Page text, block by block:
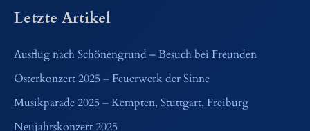
Letzte Artikel
Ausflug nach Schönengrund – Besuch bei Freunden
Osterkonzert 2025 – Feuerwerk der Sinne
Musikparade 2025 – Kempten, Stuttgart, Freiburg
Neujahrskonzert 2025